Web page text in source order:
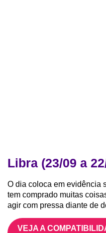
Libra (23/09 a
O dia coloca em evidência
tem comprado muitas
agir com pressa diante de
VEJA A